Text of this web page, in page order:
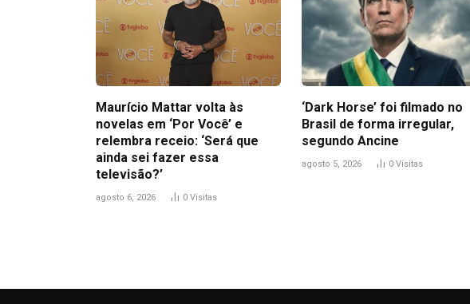
Maurício Mattar volta às
novelas em ‘Por Você’ e
relembra receio: ‘Será que
ainda sei fazer essa
televisão?’
agosto 6, 2026 0 Visitas
‘Dark Horse’ foi filmado no
Brasil de forma irregular,
segundo Ancine
agosto 5, 2026 0 Visitas